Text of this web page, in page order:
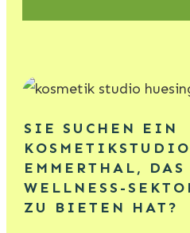
SIE SUCHEN EIN
EMMERTHAL,
WELLNESS-
ZU BIETEN HAT?